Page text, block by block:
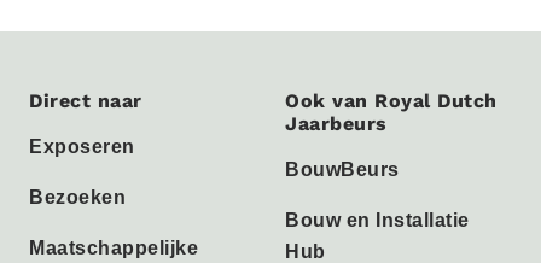
Direct naar
Exposeren
Bezoeken
Maatschappelijke
Ook van Royal Dutch
Jaarbeurs
BouwBeurs
Bouw en Installatie
Hub